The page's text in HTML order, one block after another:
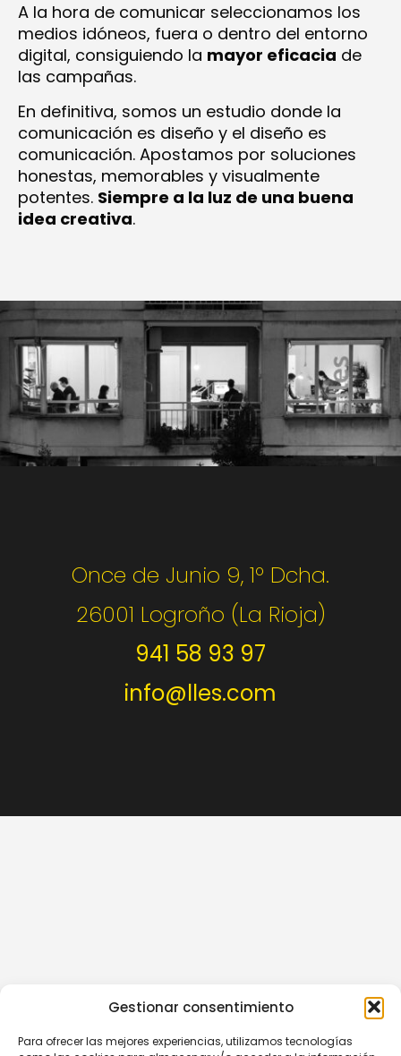
Gestionar consentimiento
Para ofrecer las mejores experiencias, utilizamos tecnologías
A la hora de comunicar seleccionamos los
medios idóneos, fuera o dentro del entorno
digital, consiguiendo la mayor eficacia de
las campañas.
En definitiva, somos un estudio donde la
comunicación es diseño y el diseño es
comunicación. Apostamos por soluciones
honestas, memorables y visualmente
potentes. Siempre a la luz de una buena
idea creativa.
Once de Junio 9, 1º Dcha.
26001 Logroño (La Rioja)
941 58 93 97
info@lles.com